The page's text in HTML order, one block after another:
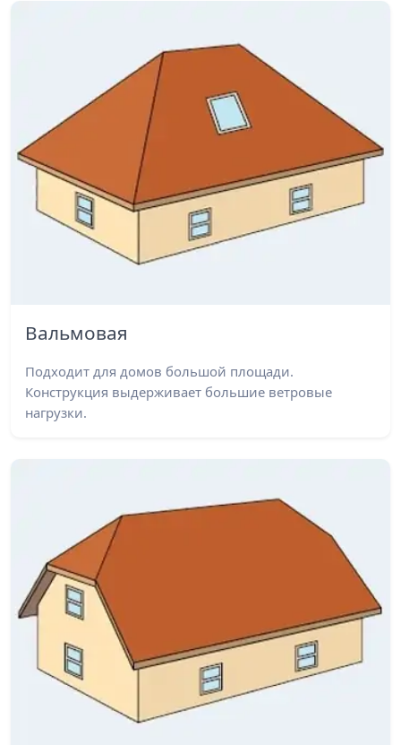
Вальмовая
Подходит для домов большой площади.
Конструкция выдерживает большие ветровые
нагрузки.